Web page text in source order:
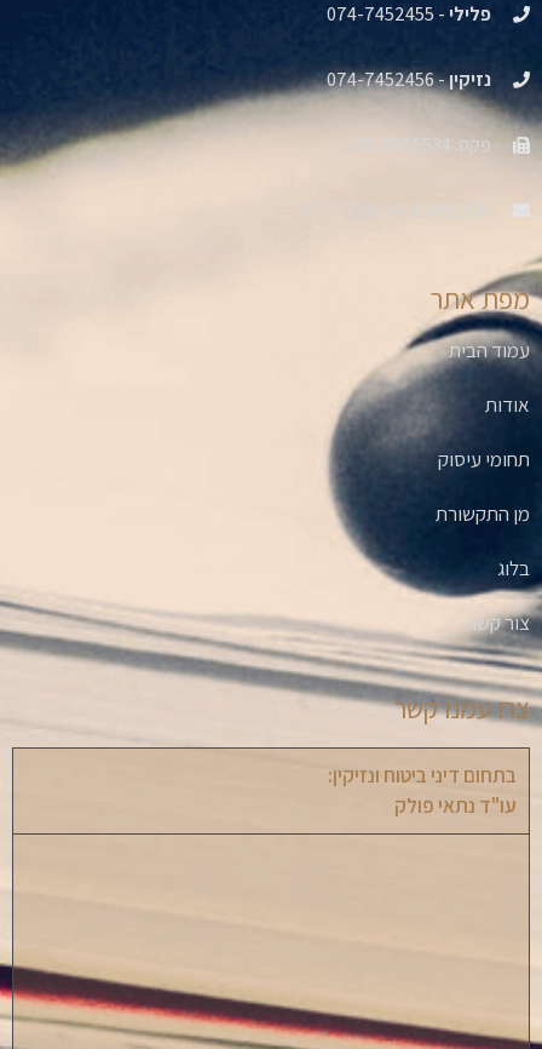
פלילי- 074-7452455
נזיקין- 074-7452456
פקס: 09-8665534
OFFICE@SAP-LAW.COM
מפת אתר
עמוד הבית
אודות
תחומי עיסוק
מן התקשורת
בלוג
צור קשר
צרו עמנו קשר
בתחום דיני ביטוח ונזיקין:
עו"ד נתאי פולק